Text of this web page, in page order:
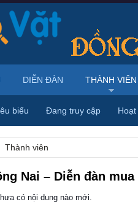
Thành viên
Nai – Diễn đàn
có nội dung nào mới.
DIỄN ĐÀN THÀNH VIÊN
biểu Đang truy cập